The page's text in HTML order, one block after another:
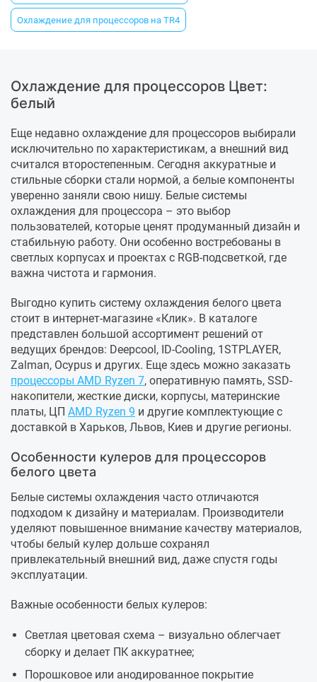
Охлаждение для процессоров на TR4
Охлаждение для процессоров Цвет:
белый
Еще недавно охлаждение для процессоров выбирали
исключительно по характеристикам, а внешний вид
считался второстепенным. Сегодня аккуратные и
стильные сборки стали нормой, а белые компоненты
уверенно заняли свою нишу. Белые системы
охлаждения для процессора – это выбор
пользователей, которые ценят продуманный дизайн и
стабильную работу. Они особенно востребованы в
светлых корпусах и проектах с RGB-подсветкой, где
важна чистота и гармония.
Выгодно купить систему охлаждения белого цвета
стоит в интернет-магазине «Клик». В каталоге
представлен большой ассортимент решений от
ведущих брендов: Deepcool, ID-Cooling, 1STPLAYER,
Zalman, Ocypus и других. Еще здесь можно заказать
процессоры AMD Ryzen 7, оперативную память, SSD-
накопители, жесткие диски, корпусы, материнские
платы, ЦП AMD Ryzen 9 и другие комплектующие с
доставкой в Харьков, Львов, Киев и другие регионы.
Особенности кулеров для процессоров
белого цвета
Белые системы охлаждения часто отличаются
подходом к дизайну и материалам. Производители
уделяют повышенное внимание качеству материалов,
чтобы белый кулер дольше сохранял
привлекательный внешний вид, даже спустя годы
эксплуатации.
Важные особенности белых кулеров:
Светлая цветовая схема – визуально облегчает
сборку и делает ПК аккуратнее;
Порошковое или анодированное покрытие